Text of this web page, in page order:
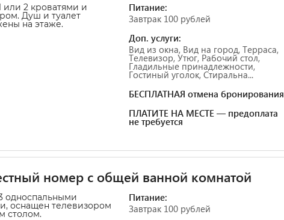
или 2 кроватями и
Душ и туалет
на этаже.
Питание:
Завтрак 100 рублей
Доп. услуги:
Вид из окна, Вид на город, Терраса,
Телевизор, Утюг, Рабочий стол,
Гладильные принадлежности,
Гостиный уголок, Стиральна...
БЕСПЛАТНАЯ отмена бронирования
ПЛАТИТЕ НА МЕСТЕ — предоплата
не требуется
номер с общей ванной комнатой
односпальными
оснащен телевизором
столом.
Питание:
Завтрак 100 рублей